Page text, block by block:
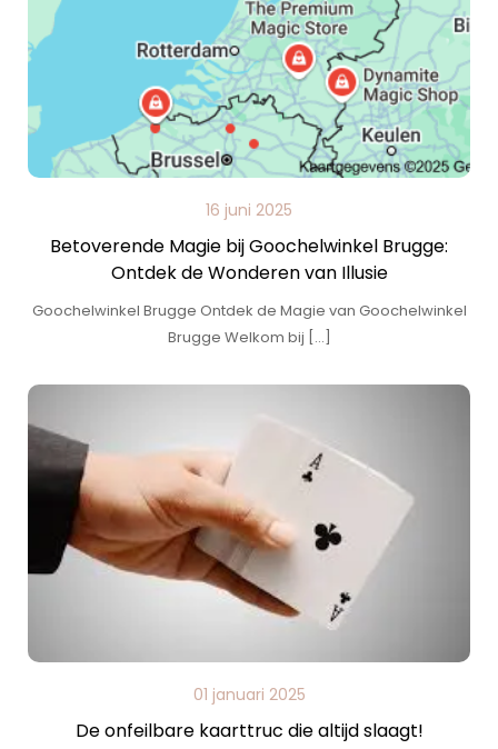
16 juni 2025
Betoverende Magie bij Goochelwinkel Brugge:
Ontdek de Wonderen van Illusie
Goochelwinkel Brugge Ontdek de Magie van Goochelwinkel
Brugge Welkom bij […]
01 januari 2025
De onfeilbare kaarttruc die altijd slaagt!